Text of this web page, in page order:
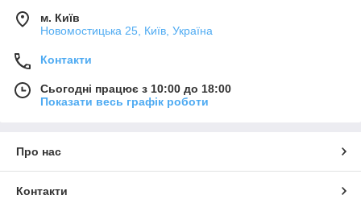
м. Київ
Новомостицька 25, Київ, Україна
Контакти
Сьогодні працює з 10:00 до 18:00
Показати весь графік роботи
Про нас
Контакти